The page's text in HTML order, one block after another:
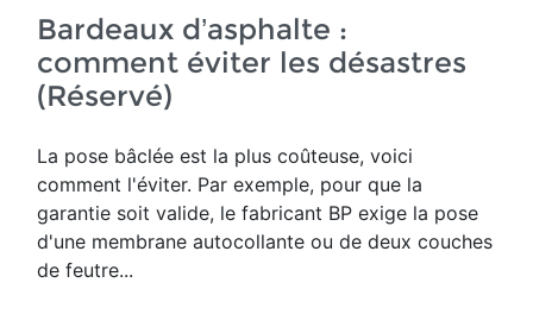
Bardeaux d’asphalte :
comment éviter les désastres
(Réservé)
La pose bâclée est la plus coûteuse, voici
comment l'éviter. Par exemple, pour que la
garantie soit valide, le fabricant BP exige la pose
d'une membrane autocollante ou de deux couches
de feutre...